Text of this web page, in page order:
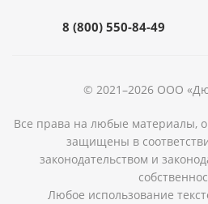
8 (800) 550-84-49
© 2021–2026 ООО
Все права на любые материалы,
защищены в
законодательством и
Любое использование